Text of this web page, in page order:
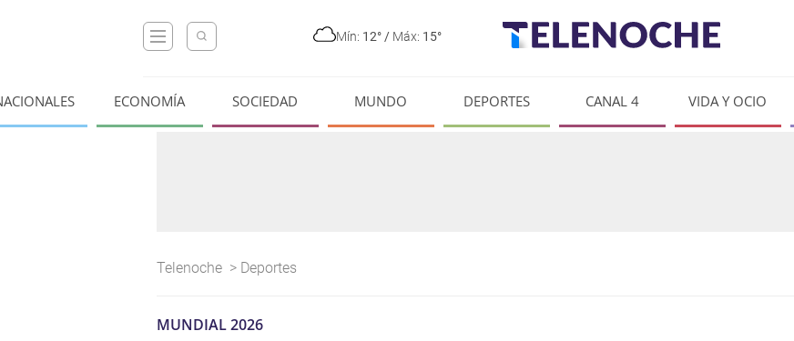
Mín: 12° / Máx: 15°
ECONOMÍA SOCIEDAD MUNDO DEPORTES CANAL 4 VIDA Y OCIO
Telenoche > Deportes
MUNDIAL 2026